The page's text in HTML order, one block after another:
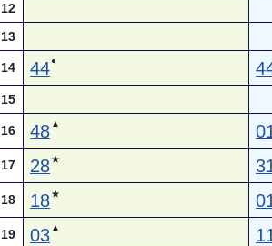
12
13
14 44●
15
16 48 ▲
17 28★
18 18★
19 03 ▲